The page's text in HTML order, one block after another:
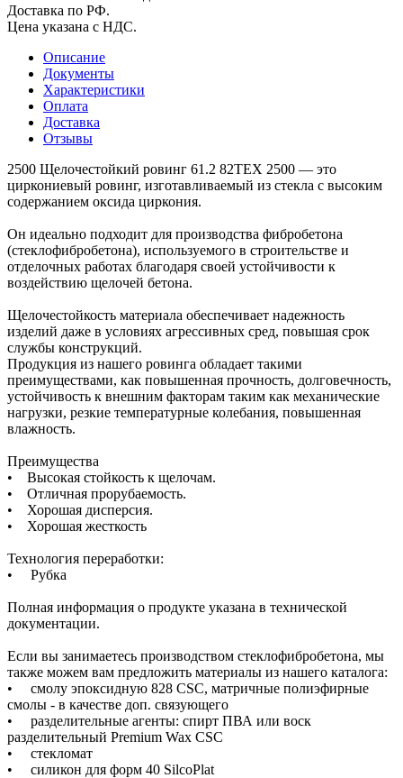
Доставка по РФ.
Цена указана с НДС.
Описание
Документы
Характеристики
Оплата
Доставка
Отзывы
2500 Щелочестойкий ровинг 61.2 82TEX 2500 — это
циркониевый ровинг, изготавливаемый из стекла с высоким
содержанием оксида циркония.
Он идеально подходит для производства фибробетона
(стеклофибробетона), используемого в строительстве и
отделочных работах благодаря своей устойчивости к
воздействию щелочей бетона.
Щелочестойкость материала обеспечивает надежность
изделий даже в условиях агрессивных сред, повышая срок
службы конструкций.
Продукция из нашего ровинга обладает такими
преимуществами, как повышенная прочность, долговечность,
устойчивость к внешним факторам таким как механические
нагрузки, резкие температурные колебания, повышенная
влажность.
Преимущества
• Высокая стойкость к щелочам.
• Отличная прорубаемость.
• Хорошая дисперсия.
• Хорошая жесткость
Технология переработки:
• Рубка
Полная информация о продукте указана в технической
документации.
Если вы занимаетесь производством стеклофибробетона, мы
также можем вам предложить материалы из нашего каталога:
• смолу эпоксидную 828 CSC, матричные полиэфирные
смолы - в качестве доп. связующего
• разделительные агенты: спирт ПВА или воск
разделительный Premium Wax CSC
• стекломат
• силикон для форм 40 SilcoPlat